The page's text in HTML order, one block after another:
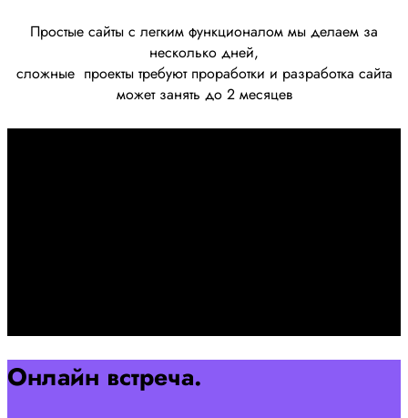
Простые сайты с легким функционалом мы делаем за
несколько дней,
сложные проекты требуют проработки и разработка сайта
может занять до 2 месяцев
Онлайн встреча.